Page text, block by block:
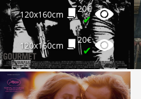
120x160cm
20€
✔
120x160cm
20€
✔